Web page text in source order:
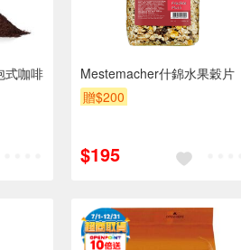
式咖啡
Mestemacher什錦水果穀片
贈$200
$195